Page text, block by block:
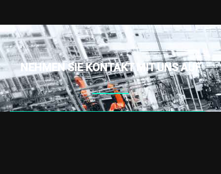
NEHMEN SIE KONTAKT MIT UNS AUF